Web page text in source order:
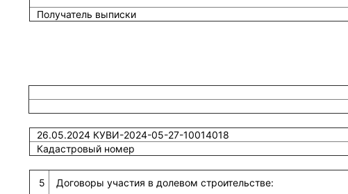
Получатель выписки
26.05.2024 КУВИ-2024-05-27-10014018
Кадастровый номер
5 Договоры участия в долевом строительстве: